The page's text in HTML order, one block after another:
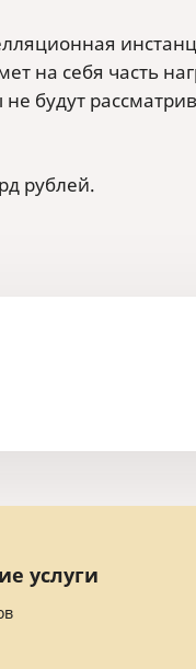
на себя часть
будут
рублей.
услуги